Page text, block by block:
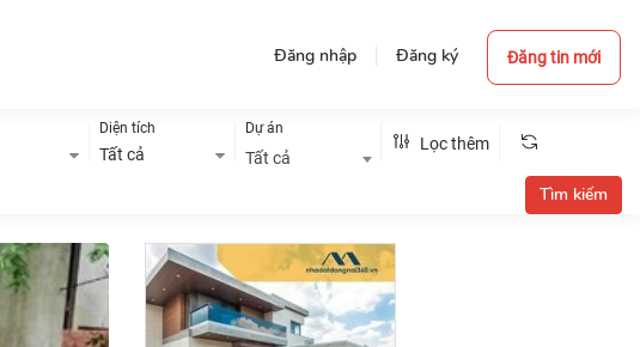
Đăng nhập Đăng ký Đăng tin mới
Diện tích
Tất cả
Dự án
Tất cả
Lọc thêm